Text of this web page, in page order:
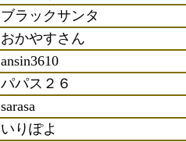
ブラックサンタ
おかやすさん
ansin3610
パパス２６
sarasa
いりぽよ